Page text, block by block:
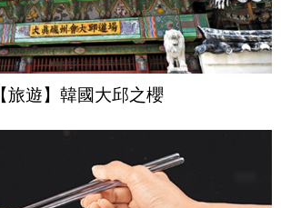
【旅遊】韓國大邱之櫻